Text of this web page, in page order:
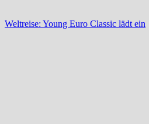
Weltreise: Young Euro Classic lädt ein